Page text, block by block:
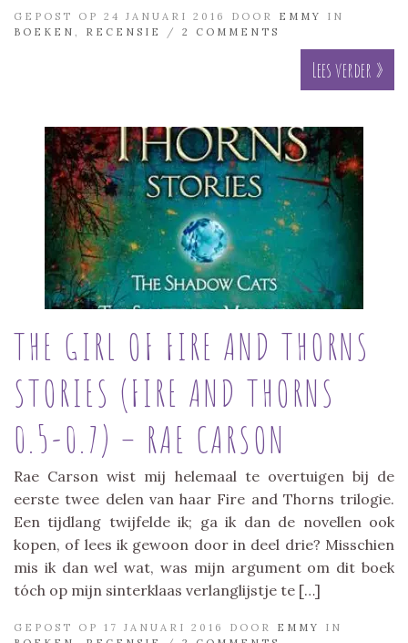
GEPOST OP 24 JANUARI 2016 DOOR EMMY
IN
BOEKEN
RECENSIE / 2 COMMENTS
Lees verder »
THE GIRL OF FIRE AND THORNS
STORIES (FIRE AND THORNS
0.5-0.7) – RAE CARSON
Rae Carson wist mij helemaal te overtuigen bij de
eerste twee delen van haar Fire and Thorns trilogie.
Een tijdlang twijfelde ik; ga ik dan de novellen ook
kopen, of lees ik gewoon door in deel drie? Misschien
mis ik dan wel wat, was mijn argument om dit boek
tóch op mijn sinterklaas verlanglijstje te […]
GEPOST OP 17 JANUARI 2016 DOOR EMMY
IN